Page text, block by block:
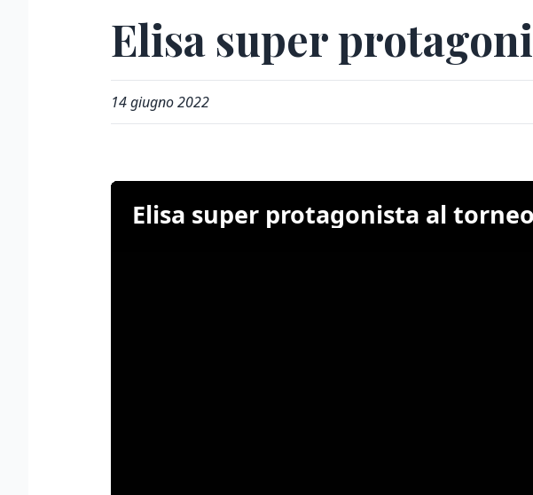
Elisa super
14 giugno 2022
Elisa super protagonista al